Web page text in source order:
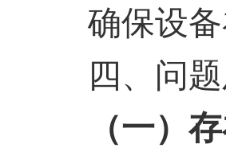
确保设
四、问
（一）